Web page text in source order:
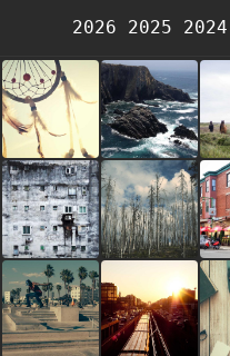
2026 2025 2024